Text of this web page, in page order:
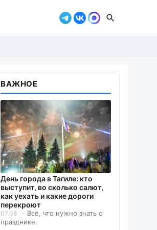
ВАЖНОЕ
День города в Тагиле: кто
выступит, во сколько салют,
как уехать и какие дороги
перекроют
07.08
Всё, что нужно знать о
празднике.